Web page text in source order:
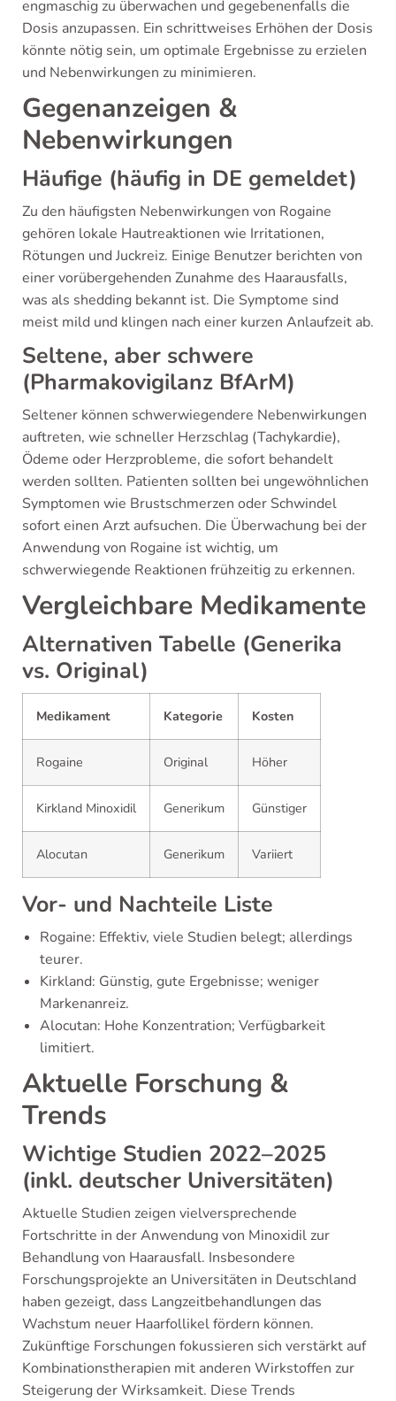
engmaschig zu überwachen und gegebenenfalls die
Dosis anzupassen. Ein schrittweises Erhöhen der Dosis
könnte nötig sein, um optimale Ergebnisse zu erzielen
und Nebenwirkungen zu minimieren.
Gegenanzeigen &
Nebenwirkungen
Häufige (häufig in DE gemeldet)
Zu den häufigsten Nebenwirkungen von Rogaine
gehören lokale Hautreaktionen wie Irritationen,
Rötungen und Juckreiz. Einige Benutzer berichten von
einer vorübergehenden Zunahme des Haarausfalls,
was als shedding bekannt ist. Die Symptome sind
meist mild und klingen nach einer kurzen Anlaufzeit ab.
Seltene, aber schwere
(Pharmakovigilanz BfArM)
Seltener können schwerwiegendere Nebenwirkungen
auftreten, wie schneller Herzschlag (Tachykardie),
Ödeme oder Herzprobleme, die sofort behandelt
werden sollten. Patienten sollten bei ungewöhnlichen
Symptomen wie Brustschmerzen oder Schwindel
sofort einen Arzt aufsuchen. Die Überwachung bei der
Anwendung von Rogaine ist wichtig, um
schwerwiegende Reaktionen frühzeitig zu erkennen.
Vergleichbare Medikamente
Alternativen Tabelle (Generika
vs. Original)
Medikament Kategorie Kosten
Rogaine Original Höher
Kirkland Minoxidil Generikum Günstiger
Alocutan Generikum Variiert
Vor- und Nachteile Liste
Rogaine: Effektiv, viele Studien belegt; allerdings
teurer.
Kirkland: Günstig, gute Ergebnisse; weniger
Markenanreiz.
Alocutan: Hohe Konzentration; Verfügbarkeit
limitiert.
Aktuelle Forschung &
Trends
Wichtige Studien 2022–2025
(inkl. deutscher Universitäten)
Aktuelle Studien zeigen vielversprechende
Fortschritte in der Anwendung von Minoxidil zur
Behandlung von Haarausfall. Insbesondere
Forschungsprojekte an Universitäten in Deutschland
haben gezeigt, dass Langzeitbehandlungen das
Wachstum neuer Haarfollikel fördern können.
Zukünftige Forschungen fokussieren sich verstärkt auf
Kombinationstherapien mit anderen Wirkstoffen zur
Steigerung der Wirksamkeit. Diese Trends